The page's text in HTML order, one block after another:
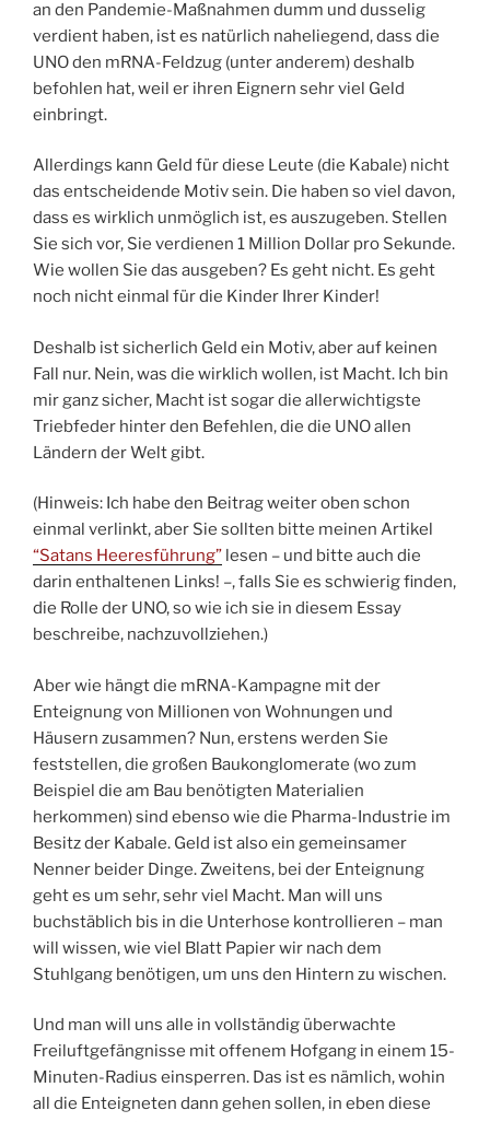
an den Pandemie-Maßnahmen dumm und dusselig
verdient haben, ist es natürlich naheliegend, dass die
UNO den mRNA-Feldzug (unter anderem) deshalb
befohlen hat, weil er ihren Eignern sehr viel Geld
einbringt.
Allerdings kann Geld für diese Leute (die Kabale) nicht
das entscheidende Motiv sein. Die haben so viel davon,
dass es wirklich unmöglich ist, es auszugeben. Stellen
Sie sich vor, Sie verdienen 1 Million Dollar pro Sekunde.
Wie wollen Sie das ausgeben? Es geht nicht. Es geht
noch nicht einmal für die Kinder Ihrer Kinder!
Deshalb ist sicherlich Geld ein Motiv, aber auf keinen
Fall nur. Nein, was die wirklich wollen, ist Macht. Ich bin
mir ganz sicher, Macht ist sogar die allerwichtigste
Triebfeder hinter den Befehlen, die die UNO allen
Ländern der Welt gibt.
(Hinweis: Ich habe den Beitrag weiter oben schon
einmal verlinkt, aber Sie sollten bitte meinen Artikel
“Satans Heeresführung” lesen – und bitte auch die
darin enthaltenen Links! –, falls Sie es schwierig finden,
die Rolle der UNO, so wie ich sie in diesem Essay
beschreibe, nachzuvollziehen.)
Aber wie hängt die mRNA-Kampagne mit der
Enteignung von Millionen von Wohnungen und
Häusern zusammen? Nun, erstens werden Sie
feststellen, die großen Baukonglomerate (wo zum
Beispiel die am Bau benötigten Materialien
herkommen) sind ebenso wie die Pharma-Industrie im
Besitz der Kabale. Geld ist also ein gemeinsamer
Nenner beider Dinge. Zweitens, bei der Enteignung
geht es um sehr, sehr viel Macht. Man will uns
buchstäblich bis in die Unterhose kontrollieren – man
will wissen, wie viel Blatt Papier wir nach dem
Stuhlgang benötigen, um uns den Hintern zu wischen.
Und man will uns alle in vollständig überwachte
Freiluftgefängnisse mit offenem Hofgang in einem 15-
Minuten-Radius einsperren. Das ist es nämlich, wohin
all die Enteigneten dann gehen sollen, in eben diese